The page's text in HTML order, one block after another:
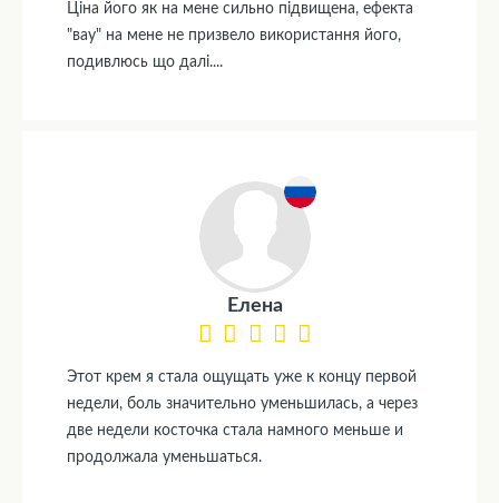
Ціна його як на мене сильно підвищена, ефекта
"вау" на мене не призвело використання його,
подивлюсь що далі....
Елена
Этот крем я стала ощущать уже к концу первой
недели, боль значительно уменьшилась, а через
две недели косточка стала намного меньше и
продолжала уменьшаться.